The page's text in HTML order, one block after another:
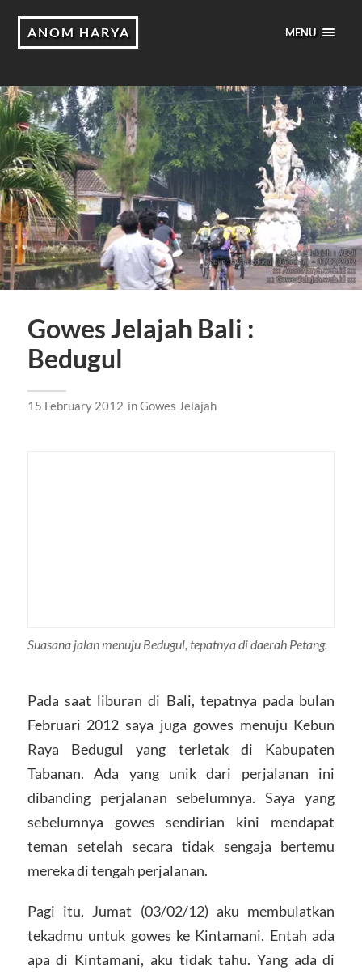
ANOM HARYA MENU
Gowes Jelajah Bali :
Bedugul
15 February 2012 inGowes Jelajah
Suasana jalan menuju Bedugul, tepatnya di daerah Petang.
Pada saat liburan di Bali, tepatnya pada bulan
Februari 2012 saya juga gowes menuju Kebun
Raya Bedugul yang terletak di Kabupaten
Tabanan. Ada yang unik dari perjalanan ini
dibanding perjalanan sebelumnya. Saya yang
sebelumnya gowes sendirian kini mendapat
teman setelah secara tidak sengaja bertemu
mereka di tengah perjalanan.
Pagi itu, Jumat (03/02/12) aku membulatkan
tekadmu untuk gowes ke Kintamani. Entah ada
apa di Kintamani, aku tidak tahu. Yang ada di